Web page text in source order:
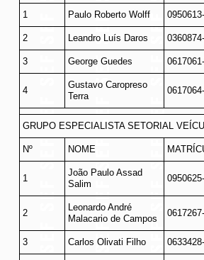
1 Paulo Roberto Wolff
2 Leandro Luís Daros
3 George Guedes
4
Gustavo Caropreso
Terra
GRUPO ESPECIALISTA SETORIAL
Nº NOME
1
João Paulo Assad
Salim
2
Leonardo André
Malacario de Campos
3 Carlos Olivati Filho